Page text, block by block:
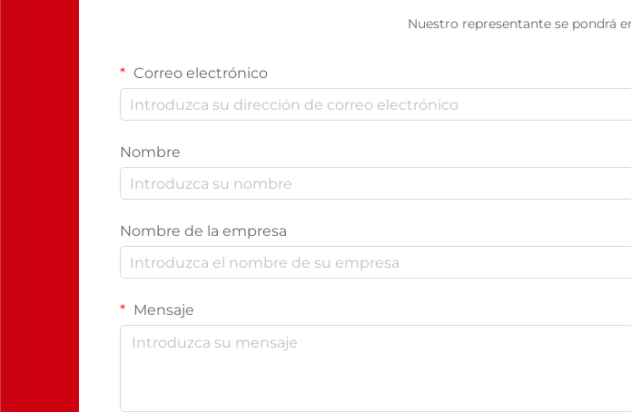
Nuestro representante se pondrá
Correo electrónico
Nombre
Nombre de la empresa
Mensaje